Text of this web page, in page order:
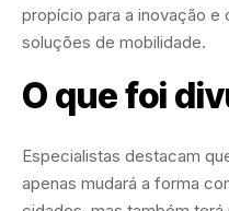
propício para a inovação e
soluções de mobilidade.
O que foi
Especialistas destacam
apenas mudará a forma